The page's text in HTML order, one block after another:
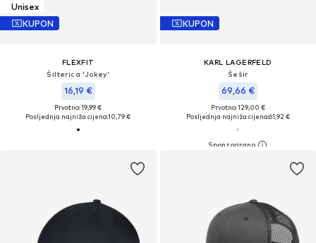
Unisex
KUPON
FLEXFIT
Šilterica 'Jokey'
16,19 €
Prvotno: 19,99 €
Posljednja najniža cijena:10,79 €
KUPON
KARL LAGERFELD
Šešir
69,66 €
Prvotno: 129,00 €
Posljednja najniža cijena:61,92 €